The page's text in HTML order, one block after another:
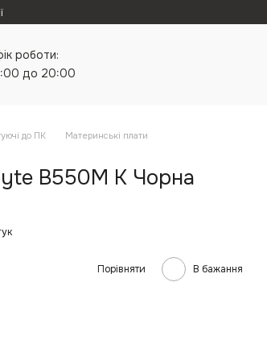
роботи:
до 20:00
до ПК
Материнські плати
B550M K Чорна
Порівняти В бажання